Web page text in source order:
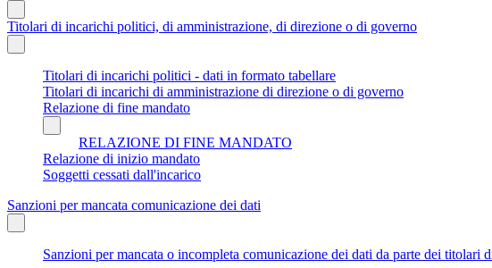
Titolari di incarichi politici, di amministrazione, di direzione o di governo
Titolari di incarichi politici - dati in formato tabellare
Titolari di incarichi di amministrazione di direzione o di governo
Relazione di fine mandato
RELAZIONE DI FINE MANDATO
Relazione di inizio mandato
Soggetti cessati dall'incarico
Sanzioni per mancata comunicazione dei dati
Sanzioni per mancata o incompleta comunicazione dei dati da parte dei